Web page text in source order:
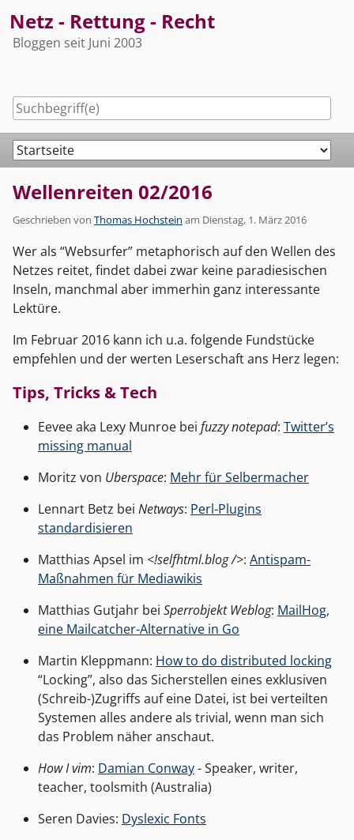
to
content
Netz - Rettung - Recht
Bloggen seit Juni 2003
Navigation
Wellenreiten 02/2016
Geschrieben von Thomas Hochstein am Dienstag, 1. März 2016
Wer als “Websurfer” metaphorisch auf den Wellen des
Netzes reitet, findet dabei zwar keine paradiesischen
Inseln, manchmal aber immerhin ganz interessante
Lektüre.
Im Februar 2016 kann ich u.a. folgende Fundstücke
empfehlen und der werten Leserschaft ans Herz legen:
Tips, Tricks & Tech
Eevee aka Lexy Munroe bei fuzzy notepad: Twitter’s
missing manual
Moritz von Uberspace: Mehr für Selbermacher
Lennart Betz bei Netways: Perl-Plugins
standardisieren
Matthias Apsel im <!selfhtml.blog />: Antispam-
Maßnahmen für Mediawikis
Matthias Gutjahr bei Sperrobjekt Weblog: MailHog,
eine Mailcatcher-Alternative in Go
Martin Kleppmann: How to do distributed locking
“Locking”, also das Sicherstellen eines exklusiven
(Schreib-)Zugriffs auf eine Datei, ist bei verteilten
Systemen alles andere als trivial, wenn man sich
das Problem näher anschaut.
How I vim: Damian Conway- Speaker, writer,
teacher, toolsmith (Australia)
Seren Davies: Dyslexic Fonts